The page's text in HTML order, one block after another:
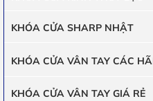
KHÓA CỬA SHARP NHẬT
KHÓA CỬA VÂN TAY CÁC
KHÓA CỬA VÂN TAY GIÁ RẺ